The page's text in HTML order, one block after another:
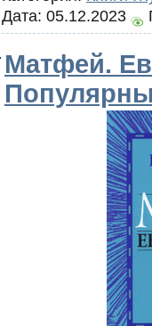
Дата: 05.12.2023
Матфей.